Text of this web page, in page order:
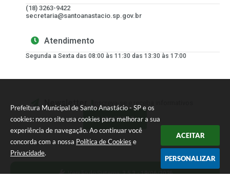
Prefeitura Municipal de Santo Anastácio - SP e os
cookies: nosso site usa cookies para melhorar a sua
experiência de navegação. Ao continuar você
concorda com a nossa Política de Cookies e
Privacidade.
ACEITAR
PERSONALIZAR
(18) 3263-9422
secretaria@santoanastacio.sp.gov.br
Atendimento
Segunda a Sexta das 08:00 às 11:30 das 13:30 às 17:00
Newsletter
CADASTRAR
Versão do Sistema:3.5.3 - 19/06/2026